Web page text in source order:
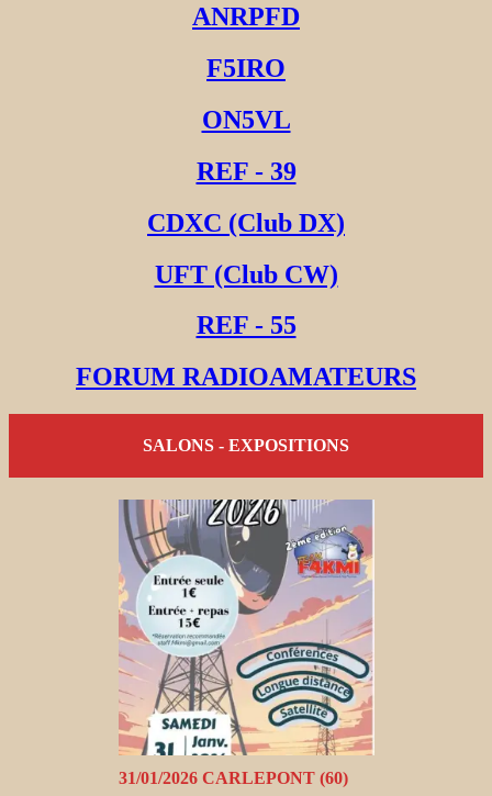
ANRPFD
F5IRO
ON5VL
REF - 39
CDXC (Club DX)
UFT (Club CW)
REF - 55
FORUM RADIOAMATEURS
SALONS - EXPOSITIONS
31/01/2026 CARLEPONT (60)